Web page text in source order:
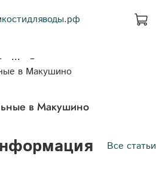
...
в Макушино
в Макушино
Все статьи